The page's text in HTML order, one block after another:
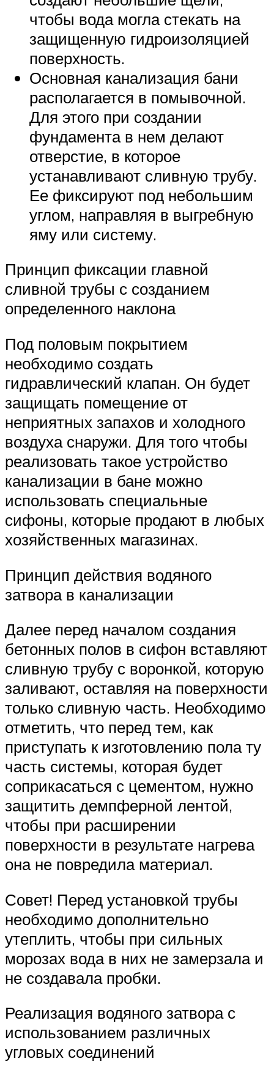
чтобы вода могла стекать на
защищенную гидроизоляцией
поверхность.
Основная канализация бани
располагается в помывочной.
Для этого при создании
фундамента в нем делают
отверстие, в которое
устанавливают сливную трубу.
Ее фиксируют под небольшим
углом, направляя в выгребную
яму или систему.
Принцип фиксации главной
сливной трубы с созданием
определенного наклона
Под половым покрытием
необходимо создать
гидравлический клапан. Он будет
защищать помещение от
неприятных запахов и холодного
воздуха снаружи. Для того чтобы
реализовать такое устройство
канализации в бане можно
использовать специальные
сифоны, которые продают в любых
хозяйственных магазинах.
Принцип действия водяного
затвора в канализации
Далее перед началом создания
бетонных полов в сифон вставляют
сливную трубу с воронкой, которую
заливают, оставляя на поверхности
только сливную часть. Необходимо
отметить, что перед тем, как
приступать к изготовлению пола ту
часть системы, которая будет
соприкасаться с цементом, нужно
защитить демпферной лентой,
чтобы при расширении
поверхности в результате нагрева
она не повредила материал.
Совет! Перед установкой трубы
необходимо дополнительно
утеплить, чтобы при сильных
морозах вода в них не замерзала и
не создавала пробки.
Реализация водяного затвора с
использованием различных
угловых соединений